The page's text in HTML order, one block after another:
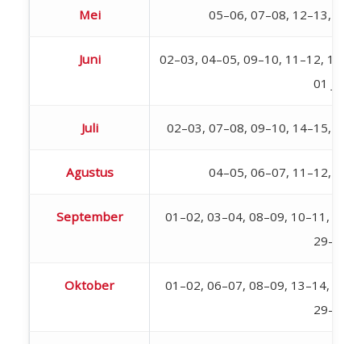
Mei 05–06, 07–08, 12–13,
Juni
02–03, 04–05, 09–10, 11–12,
01 Juli
Juli 02–03, 07–08, 09–10, 14–15,
Agustus 04–05, 06–07, 11–12,
September
01–02, 03–04, 08–09, 10–11,
29–30
Oktober
01–02, 06–07, 08–09, 13–14,
29–30